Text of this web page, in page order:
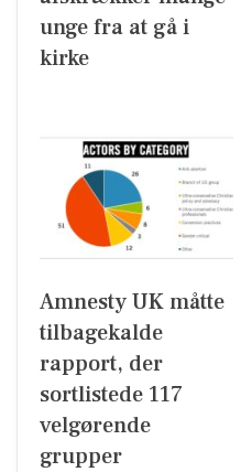
unge fra at gå i
kirke
Amnesty UK måtte
tilbagekalde
rapport, der
sortlistede 117
velgørende
grupper